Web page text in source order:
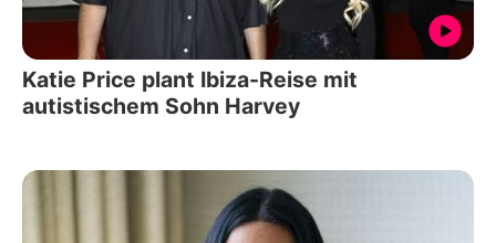
Katie Price plant Ibiza-Reise mit
autistischem Sohn Harvey